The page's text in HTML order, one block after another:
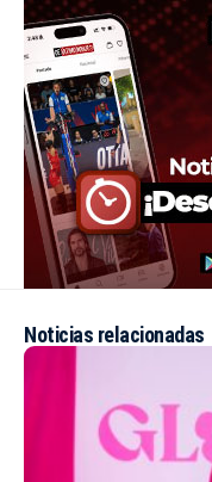
Noticias relacionadas